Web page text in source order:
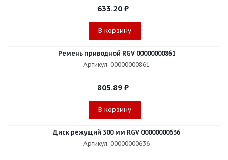
633.20₽
В корзину
Ремень приводной RGV 00000000861
Артикул: 00000000861
805.89₽
В корзину
Диск режущий 300 мм RGV 00000000636
Артикул: 00000000636